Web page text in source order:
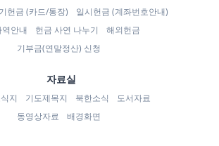
헌금 (카드/통장)
일시헌금 (계좌번호안내)
안내
헌금 사연 나누기
해외헌금
기부금(연말정산) 신청
자료실
지 기도제목지 북한소식
도서자료
동영상자료
배경화면